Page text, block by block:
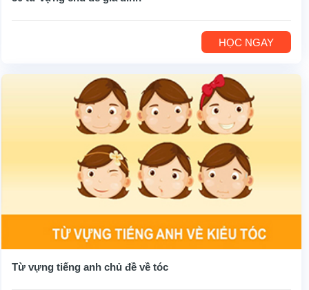
HỌC NGAY
Từ vựng tiếng anh chủ đề về tóc